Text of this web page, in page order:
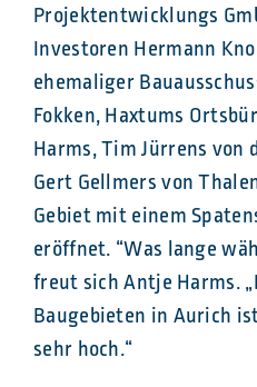
Projektentwicklungs
Investoren Hermann
ehemaliger
Fokken, Haxtums
Harms, Tim Jürrens von
Gert Gellmers von
Gebiet mit einem
eröffnet. “Was lange
freut sich Antje Harms.
Baugebieten in Aurich
sehr hoch.“